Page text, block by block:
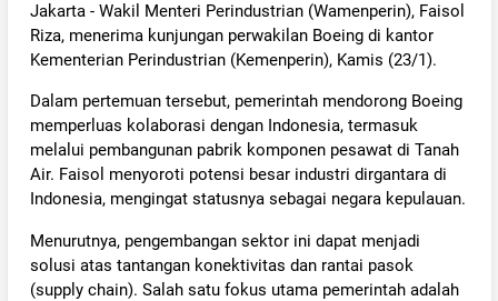
Jakarta - Wakil Menteri Perindustrian (Wamenperin), Faisol
Riza, menerima kunjungan perwakilan Boeing di kantor
Kementerian Perindustrian (Kemenperin), Kamis (23/1).
Dalam pertemuan tersebut, pemerintah mendorong Boeing
memperluas kolaborasi dengan Indonesia, termasuk
melalui pembangunan pabrik komponen pesawat di Tanah
Air. Faisol menyoroti potensi besar industri dirgantara di
Indonesia, mengingat statusnya sebagai negara kepulauan.
Menurutnya, pengembangan sektor ini dapat menjadi
solusi atas tantangan konektivitas dan rantai pasok
(supply chain). Salah satu fokus utama pemerintah adalah